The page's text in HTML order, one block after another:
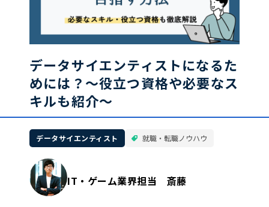
データサイエンティストになるた
めには？～役立つ資格や必要なス
キルも紹介～
データサイエンティスト 就職・転職ノウハウ
IT・ゲーム業界担当 斎藤